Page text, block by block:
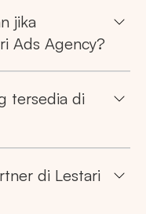
jika
Ads Agency?
tersedia di
di Lestari